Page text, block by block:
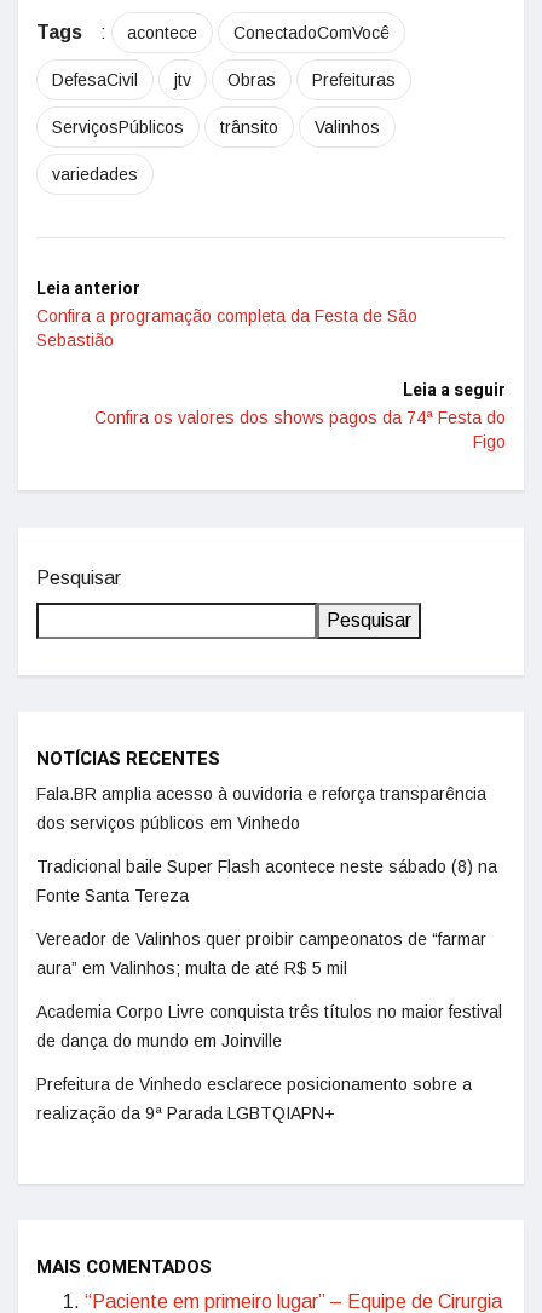
Tags : acontece ConectadoComVocê
DefesaCivil jtv Obras Prefeituras
ServiçosPúblicos trânsito Valinhos
variedades
Leia anterior
Confira a programação completa da Festa de São
Sebastião
Leia a seguir
Confira os valores dos shows pagos da 74ª Festa do
Figo
Pesquisar
Pesquisar
NOTÍCIAS RECENTES
Fala.BR amplia acesso à ouvidoria e reforça transparência
dos serviços públicos em Vinhedo
Tradicional baile Super Flash acontece neste sábado (8) na
Fonte Santa Tereza
Vereador de Valinhos quer proibir campeonatos de “farmar
aura” em Valinhos; multa de até R$ 5 mil
Academia Corpo Livre conquista três títulos no maior festival
de dança do mundo em Joinville
Prefeitura de Vinhedo esclarece posicionamento sobre a
realização da 9ª Parada LGBTQIAPN+
MAIS COMENTADOS
“Paciente em primeiro lugar” – Equipe de Cirurgia